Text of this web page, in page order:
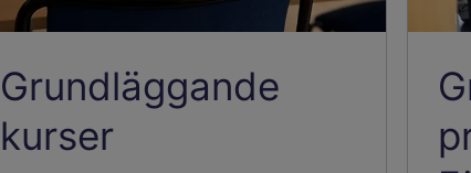
Grundläggande
kurser